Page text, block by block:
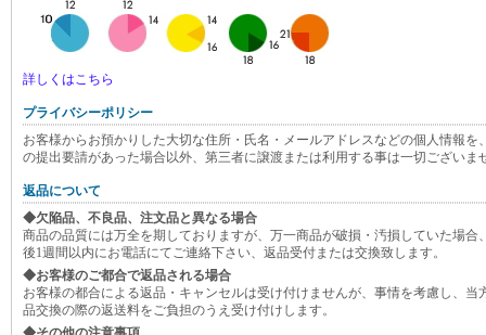
詳しくはこちら
プライバシーポリシー
お客様からお預かりした大切な住所・氏名・メールアドレスなどの個人情報
の提出要請があった場合以外、第三者に譲渡または利用する事は一切ございま
返品について
◆欠陥品、不良品、注文品と異なる場合
商品の品質には万全を期しておりますが、万一商品が破損・汚損していた場合
後1週間以内にお電話にてご連絡下さい、返品受付または交換致します。
◆お客様のご都合で返品される場合
お客様の都合による返品・キャンセルは受け付けませんが、事情を考慮し、
品交換の際の返送料をご負担のうえ受け付けします。